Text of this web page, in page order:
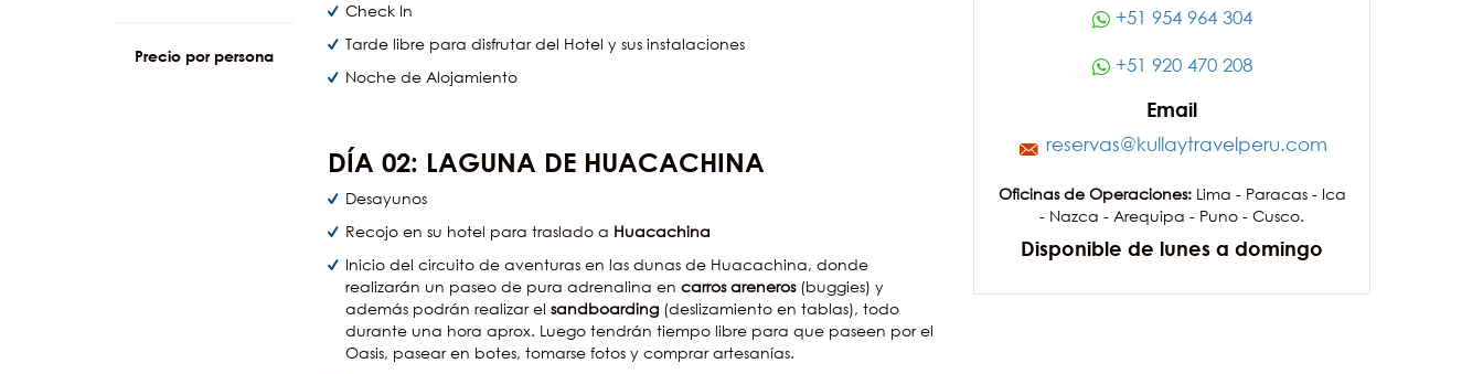
Precio por persona
Check In
Tarde libre para disfrutar del Hotel y sus instalaciones
Noche de Alojamiento
DÍA 02: LAGUNA DE HUACACHINA
Desayunos
Recojo en su hotel para traslado a Huacachina
Inicio del circuito de aventuras en las dunas de Huacachina, donde
realizarán un paseo de pura adrenalina en carros areneros(buggies) y
además podrán realizar el sandboarding (deslizamiento en tablas), todo
durante una hora aprox. Luego tendrán tiempo libre para que paseen por el
Oasis, pasear en botes, tomarse fotos y comprar artesanías.
+51 954 964 304
+51 920 470 208
Email
reservas@kullaytravelperu.com
Oficinas de Operaciones:Lima - Paracas - Ica
- Nazca - Arequipa - Puno - Cusco.
Disponible de lunes a domingo